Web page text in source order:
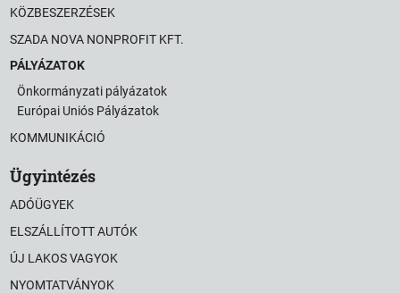
KÖZBESZERZÉSEK
SZADA NOVA NONPROFIT KFT.
PÁLYÁZATOK
Önkormányzati pályázatok
Európai Uniós Pályázatok
KOMMUNIKÁCIÓ
Ügyintézés
ADÓÜGYEK
ELSZÁLLÍTOTT AUTÓK
ÚJ LAKOS VAGYOK
NYOMTATVÁNYOK